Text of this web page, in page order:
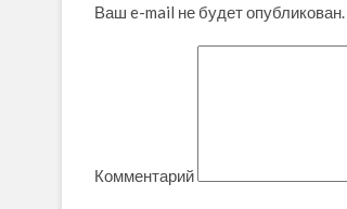
Ваш e-mail не будет опубликован.
Комментарий